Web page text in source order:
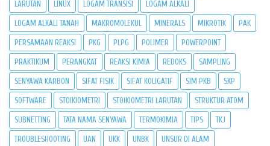
LARUTAN LINUX LOGAM TRANSISI LOGAM ALKALI
LOGAM ALKALI TANAH MAKROMOLEKUL MINERALS MIKROTIK PAK
PERSAMAAN REAKSI PKG PLPG POLIMER POWERPOINT
PRAKTIKUM PERANGKAT REAKSI KIMIA REDOKS SAMPLING
SENYAWA KARBON SIFAT FISIK SIFAT KOLIGATIF SIM PKB SKP
SOFTWARE STOIKIOMETRI STOIKIOMETRI LARUTAN STRUKTUR ATOM
SUBNETTING TATA NAMA SENYAWA TERMOKIMIA TIPS TKJ
TROUBLESHOOTING UAN UKK UNBK UNSUR DI ALAM